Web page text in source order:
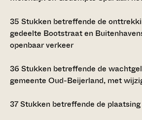
35 Stukken betreffende de
gedeelte Bootstraat en
openbaar verkeer
36 Stukken betreffende de
gemeente Oud-Beijerland, met
37Stukken betreffende de